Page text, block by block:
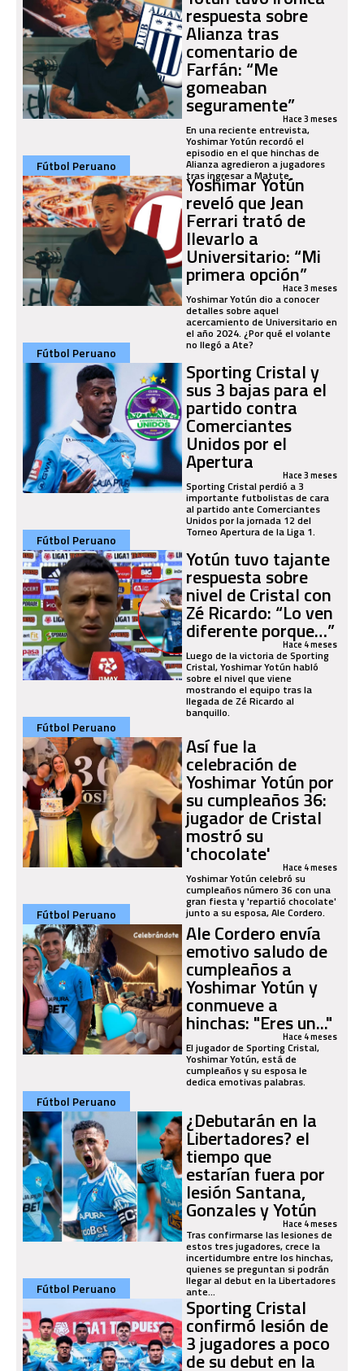
respuesta sobre
Alianza tras
comentario de
Farfán: “Me
gomeaban
seguramente”Hace 3 meses
En una reciente entrevista,
Yoshimar Yotún recordó el
episodio en el que hinchas de
Alianza agredieron a jugadores
tras ingresar a Matute.
Fútbol Peruano
Yoshimar Yotún
reveló que Jean
Ferrari trató de
llevarlo a
Universitario: “Mi
primera opción”Hace 3 meses
Yoshimar Yotún dio a conocer
detalles sobre aquel
acercamiento de Universitario en
el año 2024. ¿Por qué el volante
no llegó a Ate?
Fútbol Peruano
Sporting Cristal y
sus 3 bajas para el
partido contra
Comerciantes
Unidos por el
Apertura Hace 3 meses
Sporting Cristal perdió a 3
importante futbolistas de cara
al partido ante Comerciantes
Unidos por la jornada 12 del
Torneo Apertura de la Liga 1.
Fútbol Peruano
Yotún tuvo tajante
respuesta sobre
nivel de Cristal con
Zé Ricardo: “Lo ven
diferente porque…”
Hace 4 meses
Luego de la victoria de Sporting
Cristal, Yoshimar Yotún habló
sobre el nivel que viene
mostrando el equipo tras la
llegada de Zé Ricardo al
banquillo.
Fútbol Peruano
Así fue la
celebración de
Yoshimar Yotún por
su cumpleaños 36:
jugador de Cristal
mostró su
'chocolate' Hace 4 meses
Yoshimar Yotún celebró su
cumpleaños número 36 con una
gran fiesta y 'repartió chocolate'
junto a su esposa, Ale Cordero.
Fútbol Peruano
Ale Cordero envía
emotivo saludo de
cumpleaños a
Yoshimar Yotún y
conmueve a
hinchas: "Eres un..."
Hace 4 meses
El jugador de Sporting Cristal,
Yoshimar Yotún, está de
cumpleaños y su esposa le
dedica emotivas palabras.
Fútbol Peruano
¿Debutarán en la
Libertadores? el
tiempo que
estarían fuera por
lesión Santana,
Gonzales y Yotún
Hace 4 meses
Tras confirmarse las lesiones de
estos tres jugadores, crece la
incertidumbre entre los hinchas,
quienes se preguntan si podrán
llegar al debut en la Libertadores
ante...
Fútbol Peruano
Sporting Cristal
confirmó lesión de
3 jugadores a poco
de su debut en la